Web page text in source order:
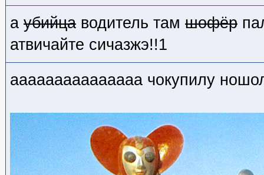
а убийца водитель там шофёр
атвичайте сичазжэ!!1
ааааааааааааааа чокупилу